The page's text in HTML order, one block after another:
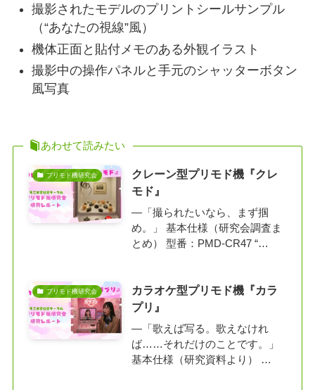
撮影されたモデルのプリントシールサンプル
（“あなたの視線”風）
機体正面と貼付メモのある外観イラスト
撮影中の操作パネルと手元のシャッターボタン
風写真
あわせて読みたい
プリモド機研究会
クレーン型プリモド機『クレ
モド』
―「撮られたいなら、まず掴
め。」 基本仕様（研究会調査ま
とめ） 型番：PMD-CR47 “…
プリモド機研究会
カラオケ型プリモド機『カラ
プリ』
―「歌えば写る。歌えなけれ
ば……それだけのことです。」
基本仕様（研究資料より） …